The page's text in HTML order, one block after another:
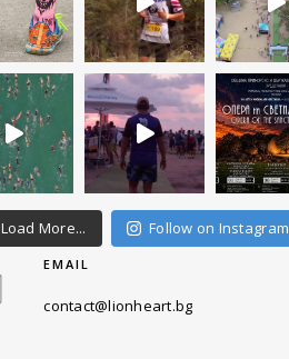
Load More... Follow on Instagram
EMAIL
contact@lionheart.bg